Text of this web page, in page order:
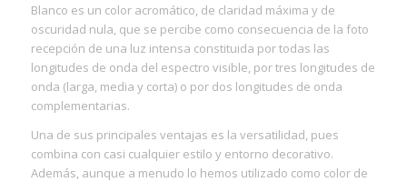
Blanco es un color acromático, de claridad máxima y de
oscuridad nula, que se percibe como consecuencia de la foto
recepción de una luz intensa constituida por todas las
longitudes de onda del espectro visible, por tres longitudes de
onda (larga, media y corta) o por dos longitudes de onda
complementarias.
Una de sus principales ventajas es la versatilidad, pues
combina con casi cualquier estilo y entorno decorativo.
Además, aunque a menudo lo hemos utilizado como color de